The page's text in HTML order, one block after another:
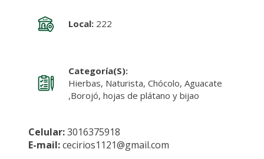
Local:222
Categoría(s):
Hierbas, Naturista, Chócolo, Aguacate
,Borojó, hojas de plátano y bijao
Celular:3016375918
E-mail:cecirios1121@gmail.com